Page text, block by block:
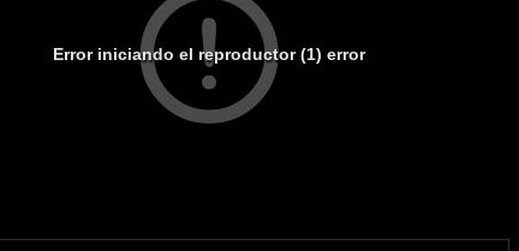
Error iniciando el reproductor (1) error